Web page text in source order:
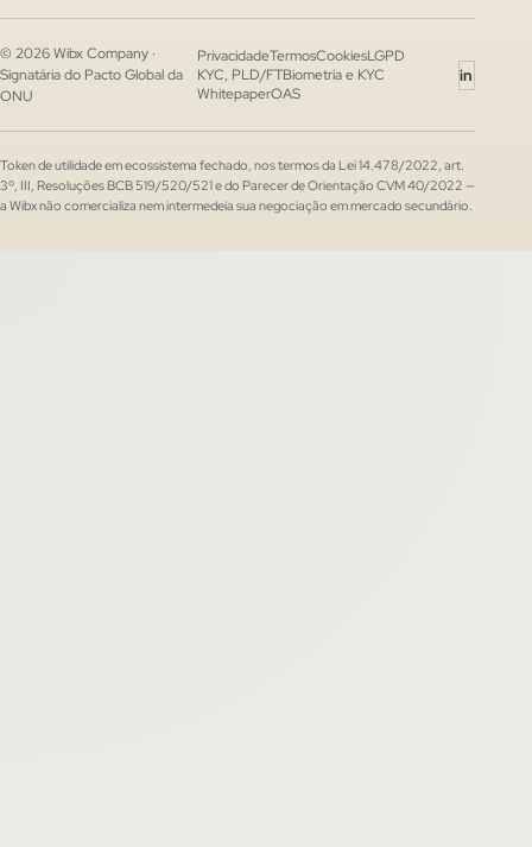
© 2026 Wibx Company ·
Signatária do Pacto Global da
ONU
PrivacidadeTermosCookiesLGPD
KYC, PLD/FTBiometria e KYC
WhitepaperOAS
in
Token de utilidade em ecossistema fechado, nos termos da Lei 14.478/2022, art.
3º, III, Resoluções BCB 519/520/521 e do Parecer de Orientação CVM 40/2022 —
a Wibx não comercializa nem intermedeia sua negociação em mercado secundário.